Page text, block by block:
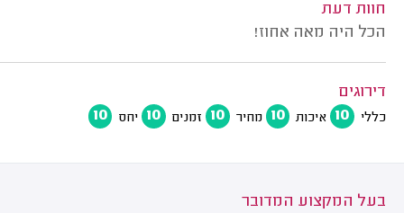
חוות דעת
הכל היה מאה אחוז!
דירוגים
כללי 10 איכות 10 מחיר 10 זמנים 10 יחס 10
בעל המקצוע המדובר